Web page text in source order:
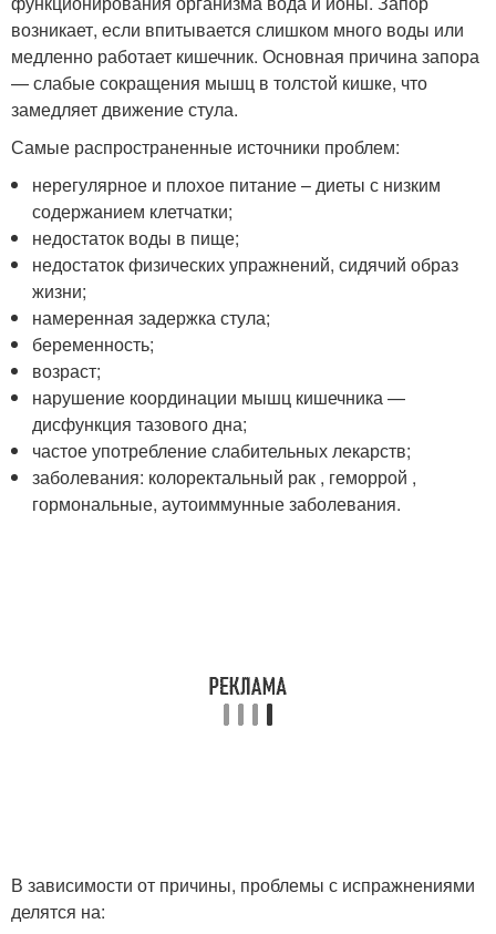
возникает, если впитывается слишком много воды или
медленно работает кишечник. Основная причина запора
— слабые сокращения мышц в толстой кишке, что
замедляет движение стула.
Самые распространенные источники проблем:
нерегулярное и плохое питание – диеты с низким
содержанием клетчатки;
недостаток воды в пище;
недостаток физических упражнений, сидячий образ
жизни;
намеренная задержка стула;
беременность;
возраст;
нарушение координации мышц кишечника —
дисфункция тазового дна;
частое употребление слабительных лекарств;
заболевания: колоректальный рак , геморрой ,
гормональные, аутоиммунные заболевания.
В зависимости от причины, проблемы с испражнениями
делятся на: